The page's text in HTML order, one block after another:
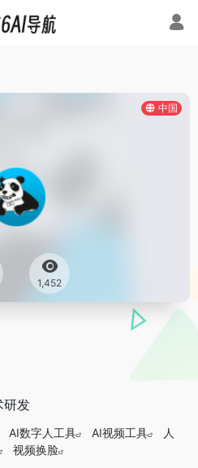
中国
1,452
研发
AI数字人工具 AI视频工具
人
视频换脸